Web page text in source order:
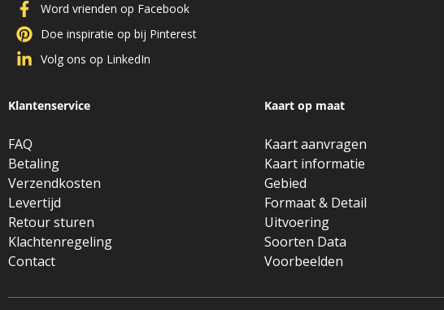
Word vrienden op Facebook
Doe inspiratie op bij Pinterest
Volg ons op LinkedIn
Klantenservice
FAQ
Betaling
Verzendkosten
Levertijd
Retour sturen
Klachtenregeling
Contact
Kaart op maat
Kaart aanvragen
Kaart informatie
Gebied
Formaat & Detail
Uitvoering
Soorten Data
Voorbeelden